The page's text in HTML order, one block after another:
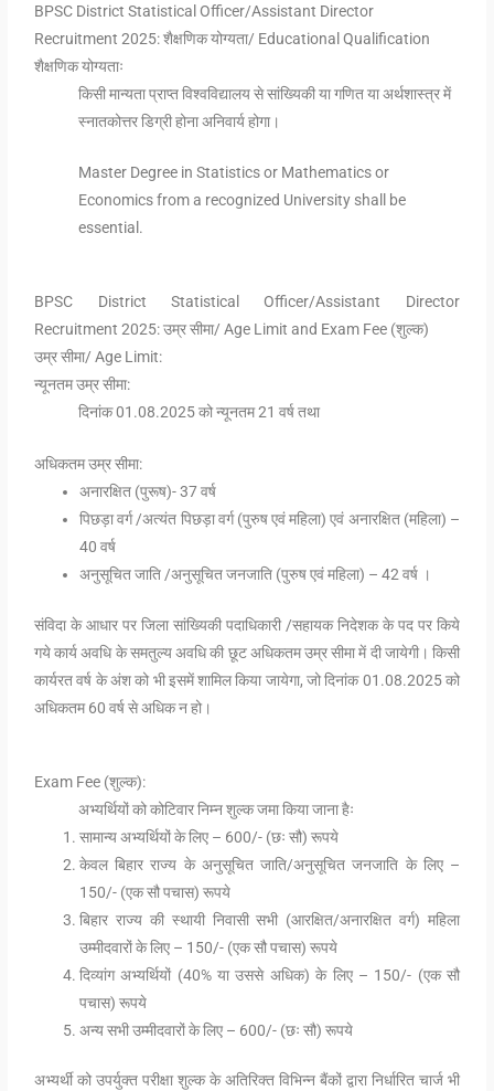
BPSC District Statistical Officer/Assistant Director
Recruitment 2025: शैक्षणिक योग्यता/ Educational Qualification
शैक्षणिक योग्यताः
किसी मान्यता प्राप्त विश्वविद्यालय से सांख्यिकी या गणित या अर्थशास्त्र में
स्नातकोत्तर डिग्री होना अनिवार्य होगा।
Master Degree in Statistics or Mathematics or
Economics from a recognized University shall be
essential.
BPSC District Statistical Officer/Assistant Director
Recruitment 2025: उम्र सीमा/ Age Limit and Exam Fee (शुल्क)
उम्र सीमा/ Age Limit:
न्यूनतम उम्र सीमा:
दिनांक 01.08.2025 को न्यूनतम 21 वर्ष तथा
अधिकतम उम्र सीमा:
अनारक्षित (पुरूष)- 37 वर्ष
पिछड़ा वर्ग /अत्यंत पिछड़ा वर्ग (पुरुष एवं महिला) एवं अनारक्षित (महिला) –
40 वर्ष
अनुसूचित जाति /अनुसूचित जनजाति (पुरुष एवं महिला) – 42 वर्ष ।
संविदा के आधार पर जिला सांख्यिकी पदाधिकारी /सहायक निदेशक के पद पर किये
गये कार्य अवधि के समतुल्य अवधि की छूट अधिकतम उम्र सीमा में दी जायेगी। किसी
कार्यरत वर्ष के अंश को भी इसमें शामिल किया जायेगा, जो दिनांक 01.08.2025 को
अधिकतम 60 वर्ष से अधिक न हो।
Exam Fee (शुल्क):
अभ्यर्थियों को कोटिवार निम्न शुल्क जमा किया जाना हैः
सामान्य अभ्यर्थियों के लिए – 600/- (छः सौ) रूपये
केवल बिहार राज्य के अनुसूचित जाति/अनुसूचित जनजाति के लिए –
150/- (एक सौ पचास) रूपये
बिहार राज्य की स्थायी निवासी सभी (आरक्षित/अनारक्षित वर्ग) महिला
उम्मीदवारों के लिए – 150/- (एक सौ पचास) रूपये
दिव्यांग अभ्यर्थियों (40% या उससे अधिक) के लिए – 150/- (एक सौ
पचास) रूपये
अन्य सभी उम्मीदवारों के लिए – 600/- (छः सौ) रूपये
अभ्यर्थी को उपर्युक्त परीक्षा शुल्क के अतिरिक्त विभिन्न बैंकों द्वारा निर्धारित चार्ज भी